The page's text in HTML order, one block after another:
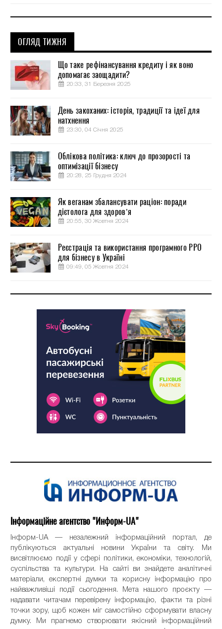
ОГЛЯД ТИЖНЯ
Що таке рефінансування кредиту і як воно
допомагає заощадити?
20:33, 31 Березня 2025
День закоханих: історія, традиції та ідеї для
натхнення
23:30, 04 Січня 2025
Облікова політика: ключ до прозорості та
оптимізації бізнесу
20:28, 25 Грудня 2024
Як веганам збалансувати раціон: поради
дієтолога для здоров’я
20:55, 30 Жовтня 2024
Реєстрація та використання програмного РРО
для бізнесу в Україні
09:49, 05 Жовтня 2024
Інформаційне агентство "Информ-UA"
Інформ-UA — незалежний інформаційний портал, де
публікуються актуальні новини України та світу. Ми
висвітлюємо події у сфері політики, економіки, технологій,
суспільства та культури. На сайті ви знайдете аналітичні
матеріали, експертні думки та корисну інформацію про
найважливіші події сьогодення. Мета нашого проєкту —
надавати читачам перевірену інформацію, факти та різні
точки зору, щоб кожен міг самостійно сформувати власну
думку. Ми прагнемо створювати якісний інформаційний